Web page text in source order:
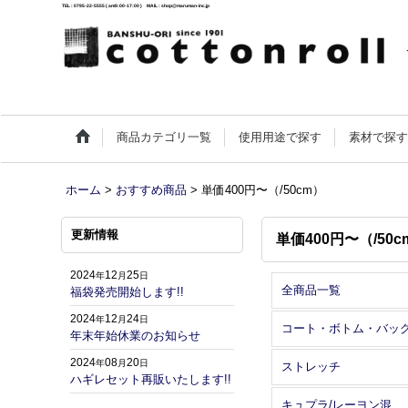
TEL : 0795-22-5555 ( am9:00-17:00 ) MAIL : shop@maruman-inc.jp
商品カテゴリ一覧 使用用途で探す 素材で探す
ホーム > おすすめ商品 > 単価400円〜（/50cm）
更新情報
2024年12 月25日
福袋発売開始します!!
2024年12 月24日
年末年始休業のお知らせ
2024年08月20日
ハギレセット再販いたします!!
単価400円〜（/
全商品一覧
コート・ボトム・バッ
ストレッチ
キュプラ/レーヨン混